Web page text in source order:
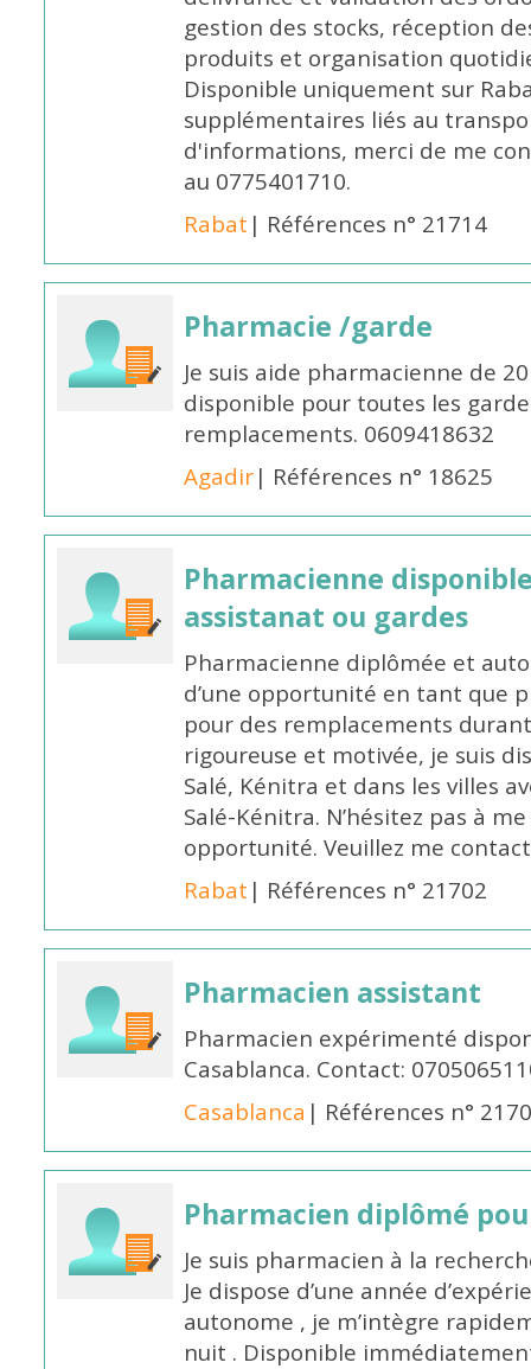
gestion des stocks, réception
produits et organisation
Disponible uniquement sur
supplémentaires liés au
d'informations, merci de me
au 0775401710.
Rabat | Références n° 21714
Pharmacie /garde
Je suis aide pharmacienne de
disponible pour toutes les
remplacements. 0609418632
Agadir| Références n° 18625
Pharmacienne
assistanat ou gardes
Pharmacienne diplômée et
d’une opportunité en tant que
pour des remplacements
rigoureuse et motivée, je suis
Salé, Kénitra et dans les villes
Salé-Kénitra. N’hésitez pas à
opportunité. Veuillez me
Rabat | Références n° 21702
Pharmacien assistant
Pharmacien expérimenté
Casablanca. Contact:
Casablanca | Références n°
Pharmacien diplômé
Je suis pharmacien à la
Je dispose d’une année
autonome , je m’intègre
nuit . Disponible